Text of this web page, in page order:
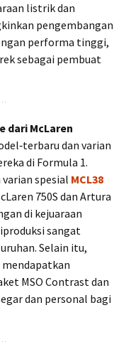
listrik dan
pengembangan
performa tinggi,
sebagai pembuat
dari McLaren
dan varian
di Formula 1.
spesial MCL38
750S dan Artura
di kejuaraan
sangat
Selain itu,
mendapatkan
MSO Contrast dan
dan personal bagi